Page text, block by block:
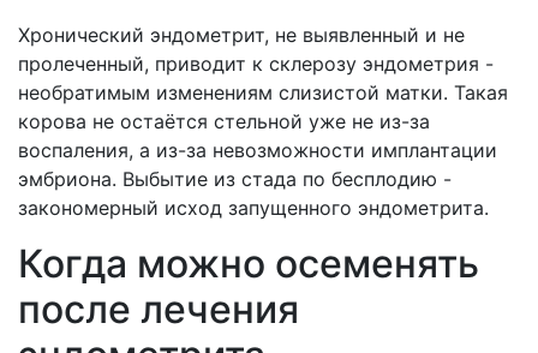
Хронический эндометрит, не выявленный и не
пролеченный, приводит к склерозу эндометрия -
необратимым изменениям слизистой матки. Такая
корова не остаётся стельной уже не из-за
воспаления, а из-за невозможности имплантации
эмбриона. Выбытие из стада по бесплодию -
закономерный исход запущенного эндометрита.
Когда можно осеменять
после лечения